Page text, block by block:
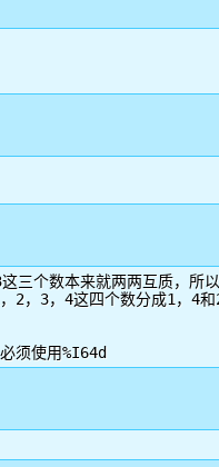
三个数本来就两两互质，所
2，3，4这四个数分成1，4